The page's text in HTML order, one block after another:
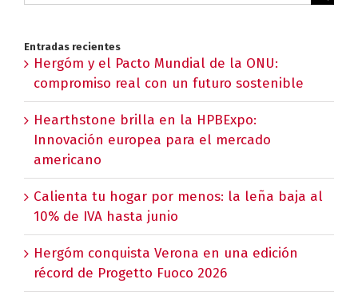
Entradas recientes
Hergóm y el Pacto Mundial de la ONU:
compromiso real con un futuro sostenible
Hearthstone brilla en la HPBExpo:
Innovación europea para el mercado
americano
Calienta tu hogar por menos: la leña baja al
10% de IVA hasta junio
Hergóm conquista Verona en una edición
récord de Progetto Fuoco 2026